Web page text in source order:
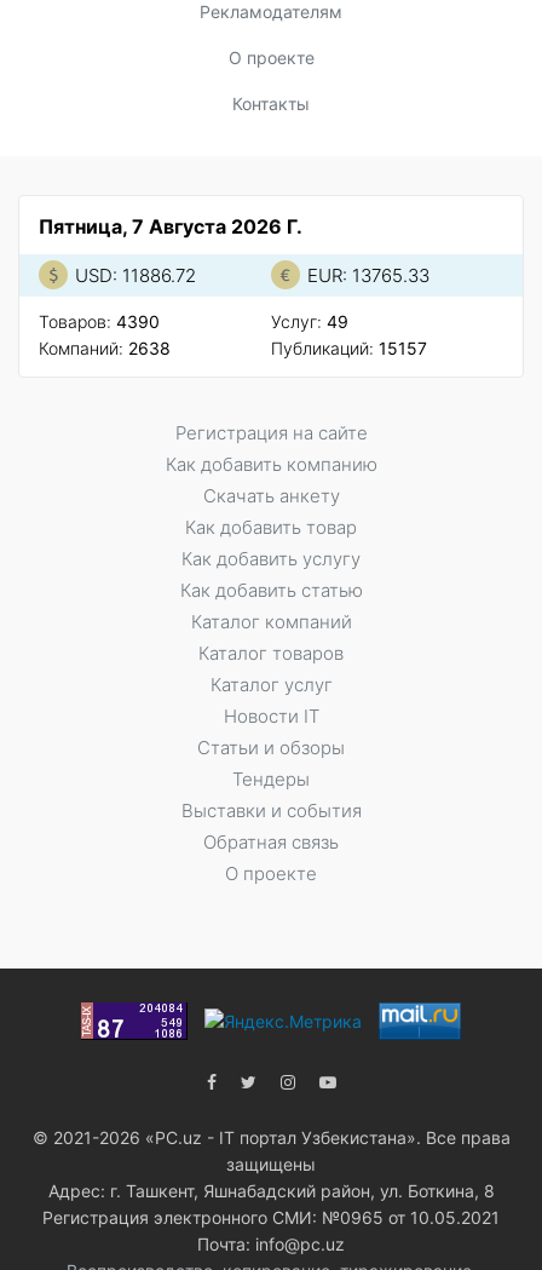
Рекламодателям
О проекте
Контакты
Пятница, 7 Августа 2026 Г.
USD: 11886.72 EUR: 13765.33
Товаров: 4390
Компаний: 2638
Услуг: 49
Публикаций: 15157
Регистрация на сайте
Как добавить компанию
Скачать анкету
Как добавить товар
Как добавить услугу
Как добавить статью
Каталог компаний
Каталог товаров
Каталог услуг
Новости IT
Статьи и обзоры
Тендеры
Выставки и события
Обратная связь
О проекте
© 2021-2026 «PC.uz - IT портал Узбекистана». Все права
защищены
Адрес: г. Ташкент, Яшнабадский район, ул. Боткина, 8
Регистрация электронного СМИ: №0965 от 10.05.2021
Почта: info@pc.uz